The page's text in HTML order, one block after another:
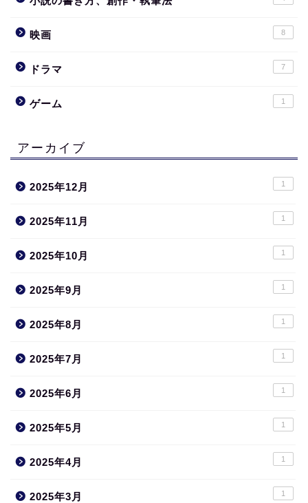
映画 8
ドラマ 7
ゲーム 1
アーカイブ
2025年12月 1
2025年11月 1
2025年10月 1
2025年9月 1
2025年8月 1
2025年7月 1
2025年6月 1
2025年5月 1
2025年4月 1
2025年3月 1